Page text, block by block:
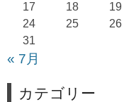
17
18 19
24
25 26
31
« 7月
カテゴリー